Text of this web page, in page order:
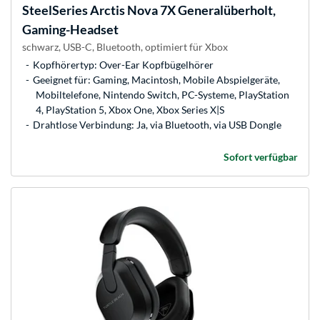
SteelSeriesArctis Nova 7X Generalüberholt,
Gaming-Headset
schwarz, USB-C, Bluetooth, optimiert für Xbox
Kopfhörertyp: Over-Ear Kopfbügelhörer
Geeignet für: Gaming, Macintosh, Mobile Abspielgeräte,
Mobiltelefone, Nintendo Switch, PC-Systeme, PlayStation
4, PlayStation 5, Xbox One, Xbox Series X|S
Drahtlose Verbindung: Ja, via Bluetooth, via USB Dongle
Sofort verfügbar